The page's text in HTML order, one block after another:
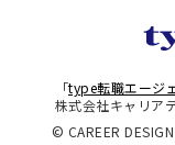
「type転職エージ
株式会社キャリア
© CAREER